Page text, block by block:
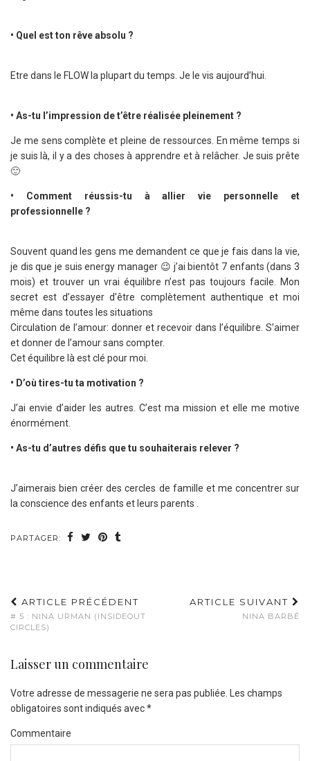
• Quel est ton rêve absolu ?
Etre dans le FLOW la plupart du temps. Je le vis aujourd’hui.
• As-tu l’impression de t’être réalisée pleinement ?
Je me sens complète et pleine de ressources. En même temps si
je suis là, il y a des choses à apprendre et à relâcher. Je suis prête
🙂
• Comment réussis-tu à allier vie personnelle et
professionnelle ?
Souvent quand les gens me demandent ce que je fais dans la vie,
je dis que je suis energy manager 😉 j’ai bientôt 7 enfants (dans 3
mois) et trouver un vrai équilibre n’est pas toujours facile. Mon
secret est d’essayer d’être complètement authentique et moi
même dans toutes les situations
Circulation de l’amour: donner et recevoir dans l’équilibre. S’aimer
et donner de l’amour sans compter.
Cet équilibre là est clé pour moi.
• D’où tires-tu ta motivation ?
J’ai envie d’aider les autres. C’est ma mission et elle me motive
énormément.
• As-tu d’autres défis que tu souhaiterais relever ?
J’aimerais bien créer des cercles de famille et me concentrer sur
la conscience des enfants et leurs parents .
PARTAGER:
ARTICLE PRÉCÉDENT
# 5 : NINA URMAN (INSIDEOUT
CIRCLES)
ARTICLE SUIVANT
NINA BARBÉ
Laisser un commentaire
Votre adresse de messagerie ne sera pas publiée.
Les champs
obligatoires sont indiqués avec*
Commentaire